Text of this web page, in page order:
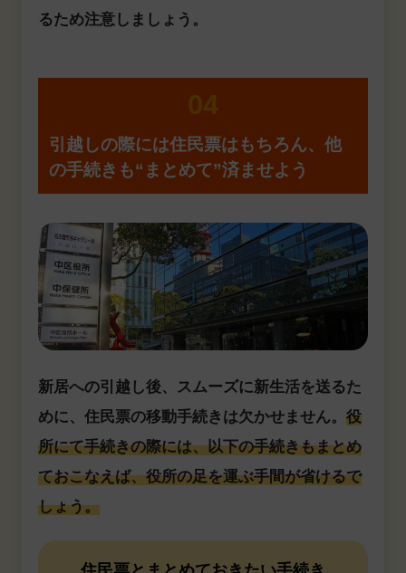
るため注意しましょう。
引越しの際には住民票はもちろん、 他
の手続きも“まとめて”済ませよう
新居への引越し後、スムーズに新生活を送るた
めに、住民票の移動手続きは欠かせません。 役
所にて手続きの際には、以下の手続きもまとめ
ておこなえば、役所の足を運ぶ手間が省けるで
しょう。